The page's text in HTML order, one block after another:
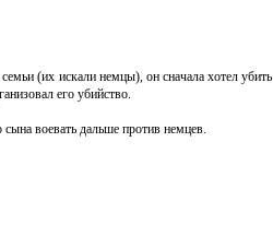
(их искали немцы), он сначала хотел убить
его убийство.
воевать дальше против немцев.